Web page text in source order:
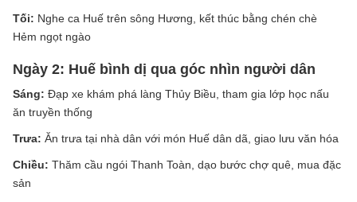
Tối: Nghe ca Huế trên sông Hương, kết thúc bằng chén chè
Hẻm ngọt ngào
Ngày 2: Huế bình dị qua góc nhìn người dân
Sáng:Đạp xe khám phá làng Thủy Biều, tham gia lớp học nấu
ăn truyền thống
Trưa: Ăn trưa tại nhà dân với món Huế dân dã, giao lưu văn hóa
Chiều: Thăm cầu ngói Thanh Toàn, dạo bước chợ quê, mua đặc
sản